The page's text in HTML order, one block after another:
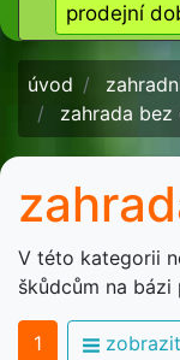
prodejní
úvod
zahrada bez
V této kategorii
škůdcům na
1 zobrazit